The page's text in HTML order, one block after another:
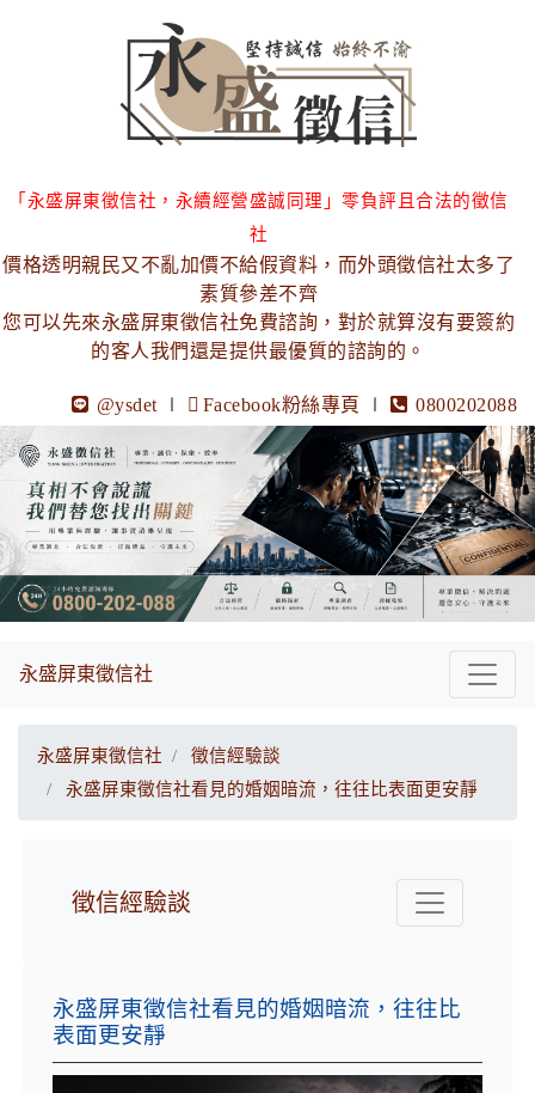
「永盛屏東徵信社，永續經營盛誠同理」零負評且合法的徵信
社
價格透明親民又不亂加價不給假資料，而外頭徵信社太多了
素質參差不齊
您可以先來永盛屏東徵信社免費諮詢，對於就算沒有要簽約
的客人我們還是提供最優質的諮詢的。
@ysdet ∣ Facebook粉絲專頁 ∣ 0800202088
永盛屏東徵信社
永盛屏東徵信社
徵信經驗談
永盛屏東徵信社看見的婚姻暗流，往往比表面更安靜
徵信經驗談
永盛屏東徵信社看見的婚姻暗流，往往比
表面更安靜